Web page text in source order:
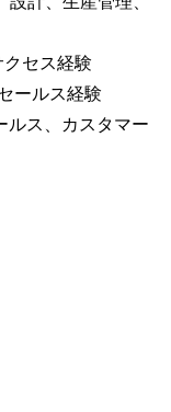
クセス経験
ールス経験
ルス、カスタマー